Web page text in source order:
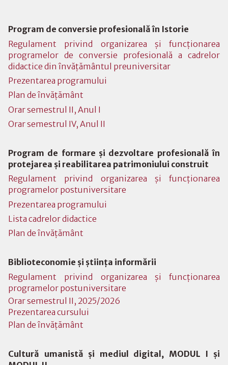
Program de conversie profesională în Istorie
Regulament privind organizarea şi funcţionarea
programelor de conversie profesională a cadrelor
didactice din învățământul preuniversitar
Prezentarea programului
Plan de învățământ
Orar semestrul II, Anul I
Orar semestrul IV, Anul II
Program de formare şi dezvoltare profesională în
protejarea şi reabilitarea patrimoniului construit
Regulament privind organizarea și funcționarea
programelor postuniversitare
Prezentarea programului
Lista cadrelor didactice
Plan de învăţământ
Biblioteconomie şi ştiinţa informării
Regulament privind organizarea și funcționarea
programelor postuniversitare
Orar semestrul II, 2025/2026
Prezentarea cursului
Plan de învăţământ
Cultură umanistă și mediul digital, MODUL I și